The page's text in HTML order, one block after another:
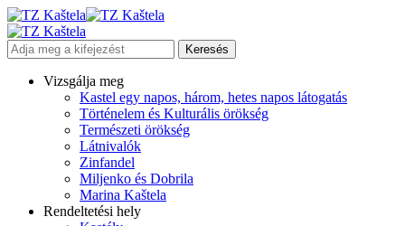
Vizsgálja meg
Kastel egy napos, három, hetes napos látogatás
Történelem és Kulturális örökség
Természeti örökség
Látnivalók
Zinfandel
Miljenko és Dobrila
Marina Kaštela
Rendeltetési hely